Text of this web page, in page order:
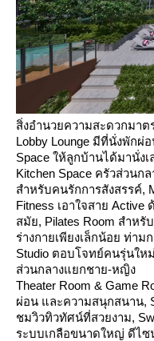
สิ่งอำนวยความสะดวกมา
Lobby Lounge มีที่นั่งพักผ่
Space ให้ลูกบ้านได้มานั่ง
Kitchen Space ครัวส่วนก
สำหรับคนรักการสังสรรค์,
Fitness เอาใจสาย
สมัย, Pilates Room สำหรั
ร่างกายเพียงเล็กน้อย ท่า
Studio ตอบโจทย์คนรุ่นให
ส่วนกลางแยกชาย-หญิง
Theater Room & Game
ผ่อน และความสนุกสนาน,
ชมวิวทิวทัศน์ที่สวยงาม,
ระบบเกลือขนาดใหญ่ ดีไซ